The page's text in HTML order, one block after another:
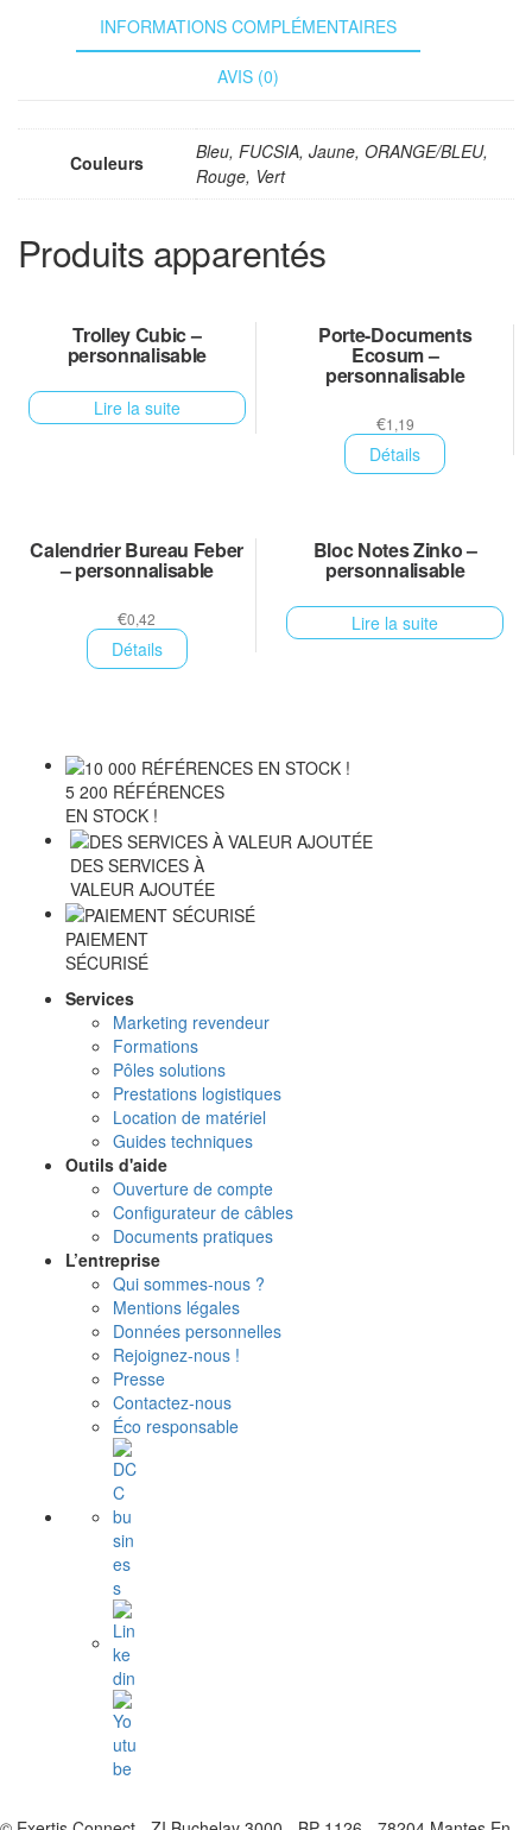
INFORMATIONS COMPLÉMENTAIRES
AVIS (0)
Couleurs
Bleu, FUCSIA, Jaune, ORANGE/BLEU,
Rouge, Vert
Produits apparentés
Trolley Cubic –
personnalisable
Lire la suite
Porte-Documents
Ecosum –
personnalisable
€1,19
Détails
Calendrier Bureau Feber
– personnalisable
€0,42
Détails
Bloc Notes Zinko –
personnalisable
Lire la suite
5 200 RÉFÉRENCES
EN STOCK !
DES SERVICES À
VALEUR AJOUTÉE
PAIEMENT
SÉCURISÉ
Services
Marketing revendeur
Formations
Pôles solutions
Prestations logistiques
Location de matériel
Guides techniques
Outils d'aide
Ouverture de compte
Configurateur de câbles
Documents pratiques
L’entreprise
Qui sommes-nous ?
Mentions légales
Données personnelles
Rejoignez-nous !
Presse
Contactez-nous
Éco responsable